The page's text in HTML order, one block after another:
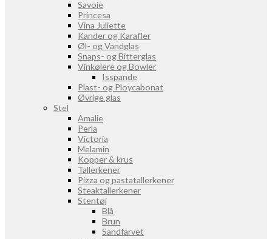
Savoie
Princesa
Vina Juliette
Kander og Karafler
Øl- og Vandglas
Snaps- og Bitterglas
Vinkølere og Bowler
Isspande
Plast- og Ploycabonat
Øvrige glas
Stel
Amalie
Perla
Victoria
Melamin
Kopper & krus
Tallerkener
Pizza og pastatallerkener
Steaktallerkener
Stentøj
Blå
Brun
Sandfarvet